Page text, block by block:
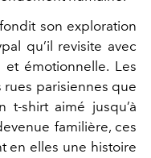
son exploration
qu’il revisite avec
émotionnelle. Les
rues parisiennes que
t-shirt aimé jusqu’à
familière, ces
en elles une histoire